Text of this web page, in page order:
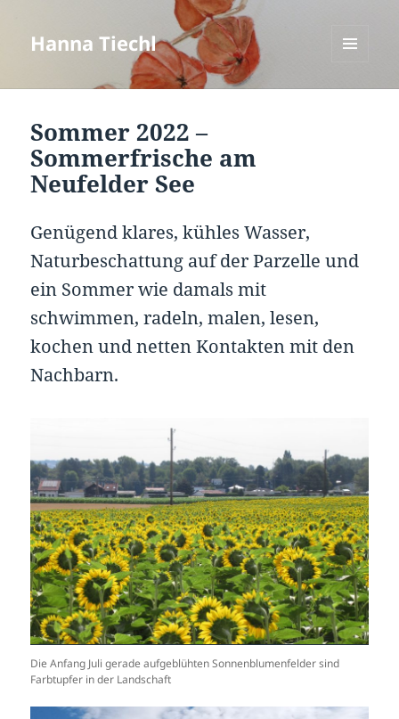
Hanna Tiechl
Sommer 2022 –
Sommerfrische am
Neufelder See
Genügend klares, kühles Wasser,
Naturbeschattung auf der Parzelle und
ein Sommer wie damals mit
schwimmen, radeln, malen, lesen,
kochen und netten Kontakten mit den
Nachbarn.
Die Anfang Juli gerade aufgeblühten Sonnenblumenfelder sind
Farbtupfer in der Landschaft